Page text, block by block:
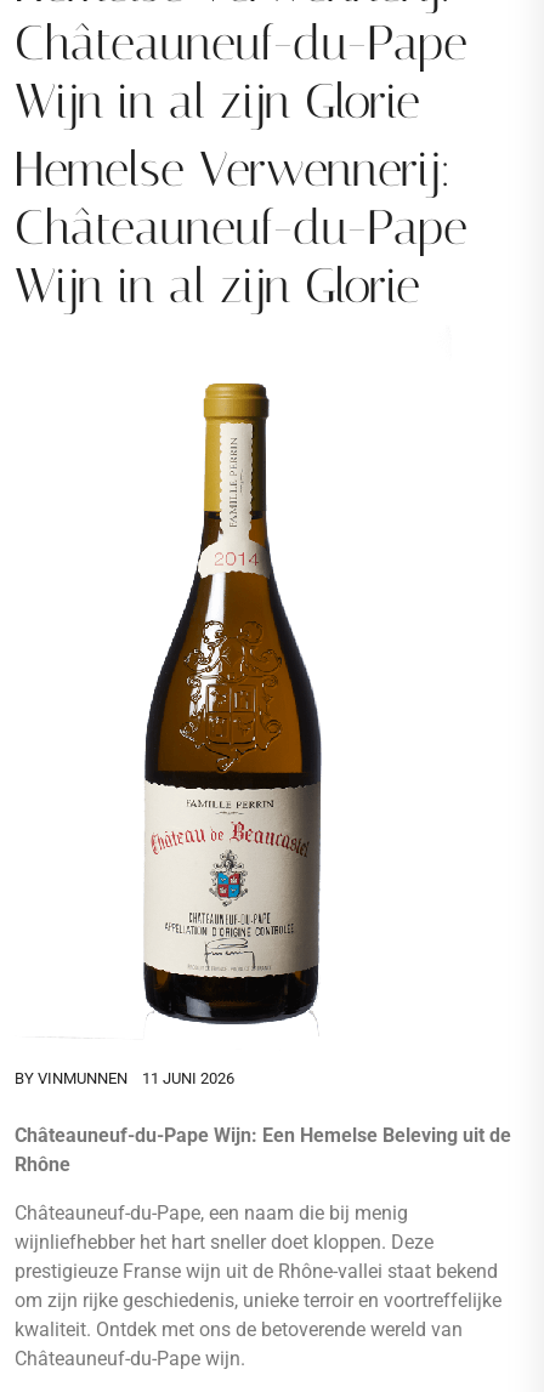
Châteauneuf-du-Pape
Wijn in al zijn Glorie
Hemelse Verwennerij:
Châteauneuf-du-Pape
Wijn in al zijn Glorie
BY VINMUNNEN 11 JUNI 2026
Châteauneuf-du-Pape Wijn: Een Hemelse Beleving uit de
Rhône
Châteauneuf-du-Pape, een naam die bij menig
wijnliefhebber het hart sneller doet kloppen. Deze
prestigieuze Franse wijn uit de Rhône-vallei staat bekend
om zijn rijke geschiedenis, unieke terroir en voortreffelijke
kwaliteit. Ontdek met ons de betoverende wereld van
Châteauneuf-du-Pape wijn.